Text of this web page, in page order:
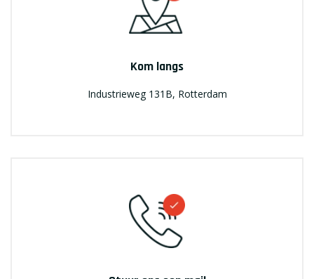
Kom langs
Industrieweg 131B, Rotterdam